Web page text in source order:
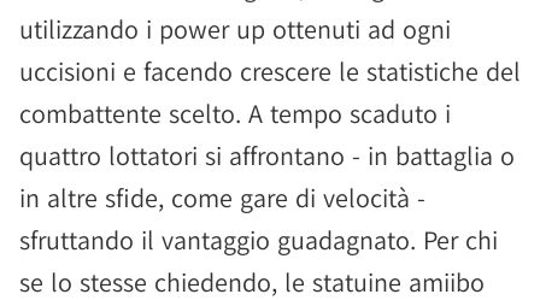
utilizzando i power up ottenuti ad ogni
uccisioni e facendo crescere le statistiche del
combattente scelto. A tempo scaduto i
quattro lottatori si affrontano - in battaglia o
in altre sfide, come gare di velocità -
sfruttando il vantaggio guadagnato. Per chi
se lo stesse chiedendo, le statuine amiibo